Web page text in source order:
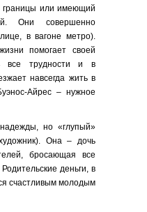
границы или имеющий
Они совершенно
в вагоне метро).
помогает своей
все трудности и в
навсегда жить в
Айрес – нужное
но «глупый»
Она – дочь
бросающая все
деньги, в
счастливым молодым